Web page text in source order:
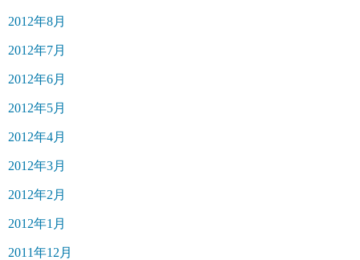
2012年8月
2012年7月
2012年6月
2012年5月
2012年4月
2012年3月
2012年2月
2012年1月
2011年12月